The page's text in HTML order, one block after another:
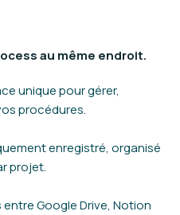
au même endroit.
unique pour gérer,
procédures.
enregistré, organisé
projet.
Google Drive, Notion